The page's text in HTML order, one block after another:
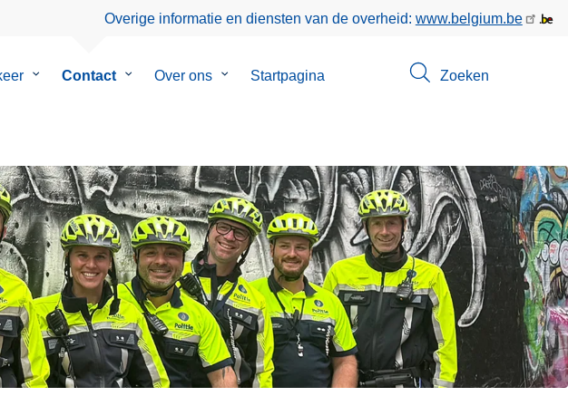
Overige informatie en diensten van de overheid: www.belgium.be
Submenu
Contact
SubmenuOver ons
SubmenuStartpagina Zoeken